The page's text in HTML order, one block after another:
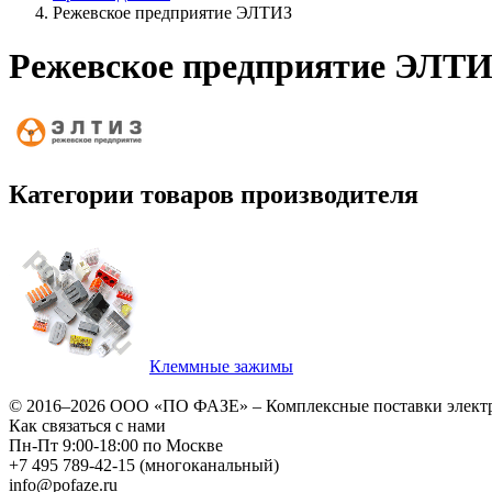
Режевское предприятие ЭЛТИЗ
Режевское предприятие
Категории товаров производителя
Клеммные зажимы
© 2016–2026 ООО «ПО ФАЗЕ» – Комплексные поставки
Как связаться с нами
Пн-Пт 9:00-18:00 по Москве
+7 495 789-42-15 (многоканальный)
info@pofaze.ru